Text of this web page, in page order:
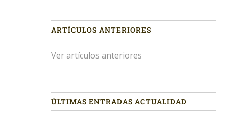
ARTÍCULOS ANTERIORES
Ver artículos anteriores
ÚLTIMAS ENTRADAS ACTUALIDAD